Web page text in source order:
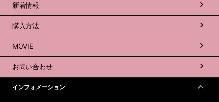
新着情報
購入方法
MOVIE
お問い合わせ
インフォメーション